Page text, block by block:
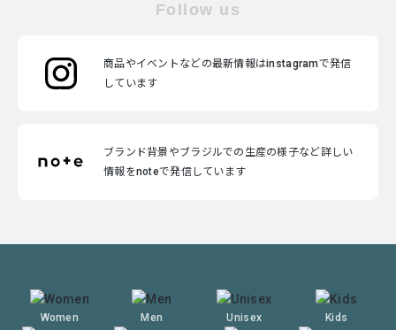
Follow us
商品やイベントなどの最新情報はinstagramで発信
しています
ブランド背景やブラジルでの生産の様子など詳しい
情報をnoteで発信しています
Women Men Unisex Kids